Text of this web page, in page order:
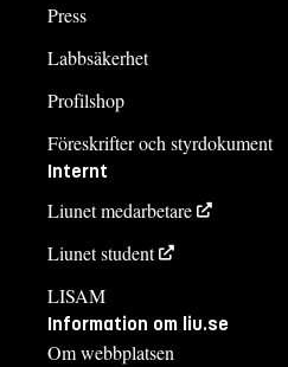
Press
Labbsäkerhet
Profilshop
Föreskrifter och styrdokument
Internt
Liunet medarbetare
Liunet student
LISAM
Information om liu.se
Om webbplatsen